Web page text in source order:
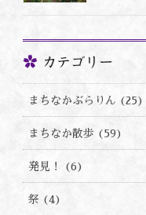
カテゴリー
まちなかぶらりん (25)
まちなか散歩 (59)
発見！ (6)
祭 (4)